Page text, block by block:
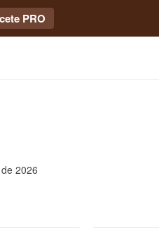
PRO
2026